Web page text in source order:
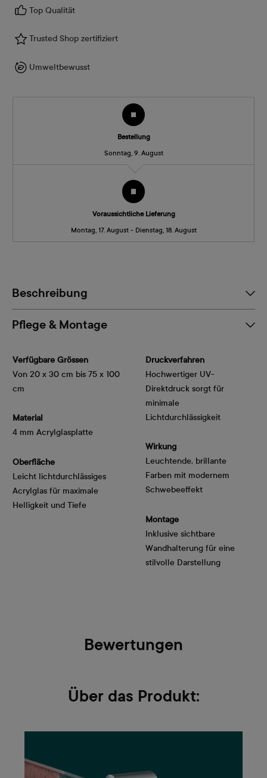
Top Qualität
Trusted Shop zertifiziert
Umweltbewusst
Bestellung
Sonntag, 9. August
Voraussichtliche Lieferung
Montag, 17. August - Dienstag, 18. August
Beschreibung
Pflege & Montage
Verfügbare Grössen
Von 20 x 30 cm bis 75 x 100
cm
Material
4 mm Acrylglasplatte
Oberfläche
Leicht lichtdurchlässiges
Acrylglas für maximale
Helligkeit und Tiefe
Druckverfahren
Hochwertiger UV-
Direktdruck sorgt für
minimale
Lichtdurchlässigkeit
Wirkung
Leuchtende, brillante
Farben mit modernem
Schwebeeffekt
Montage
Inklusive sichtbare
Wandhalterung für eine
stilvolle Darstellung
Bewertungen
Über das Produkt: